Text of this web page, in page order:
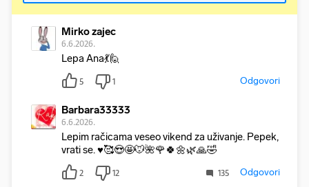
Mirko zajec
6.6.2026.
Lepa Ana💃🙋
5 1 Odgovori
Barbara33333
6.6.2026.
Lepim račicama veseo vikend za uživanje. Pepek,
vrati se. ♥️🥰😍🤩🐭🌺🌹🍀🌼🌿🙏🤣
2 12 135 Odgovori